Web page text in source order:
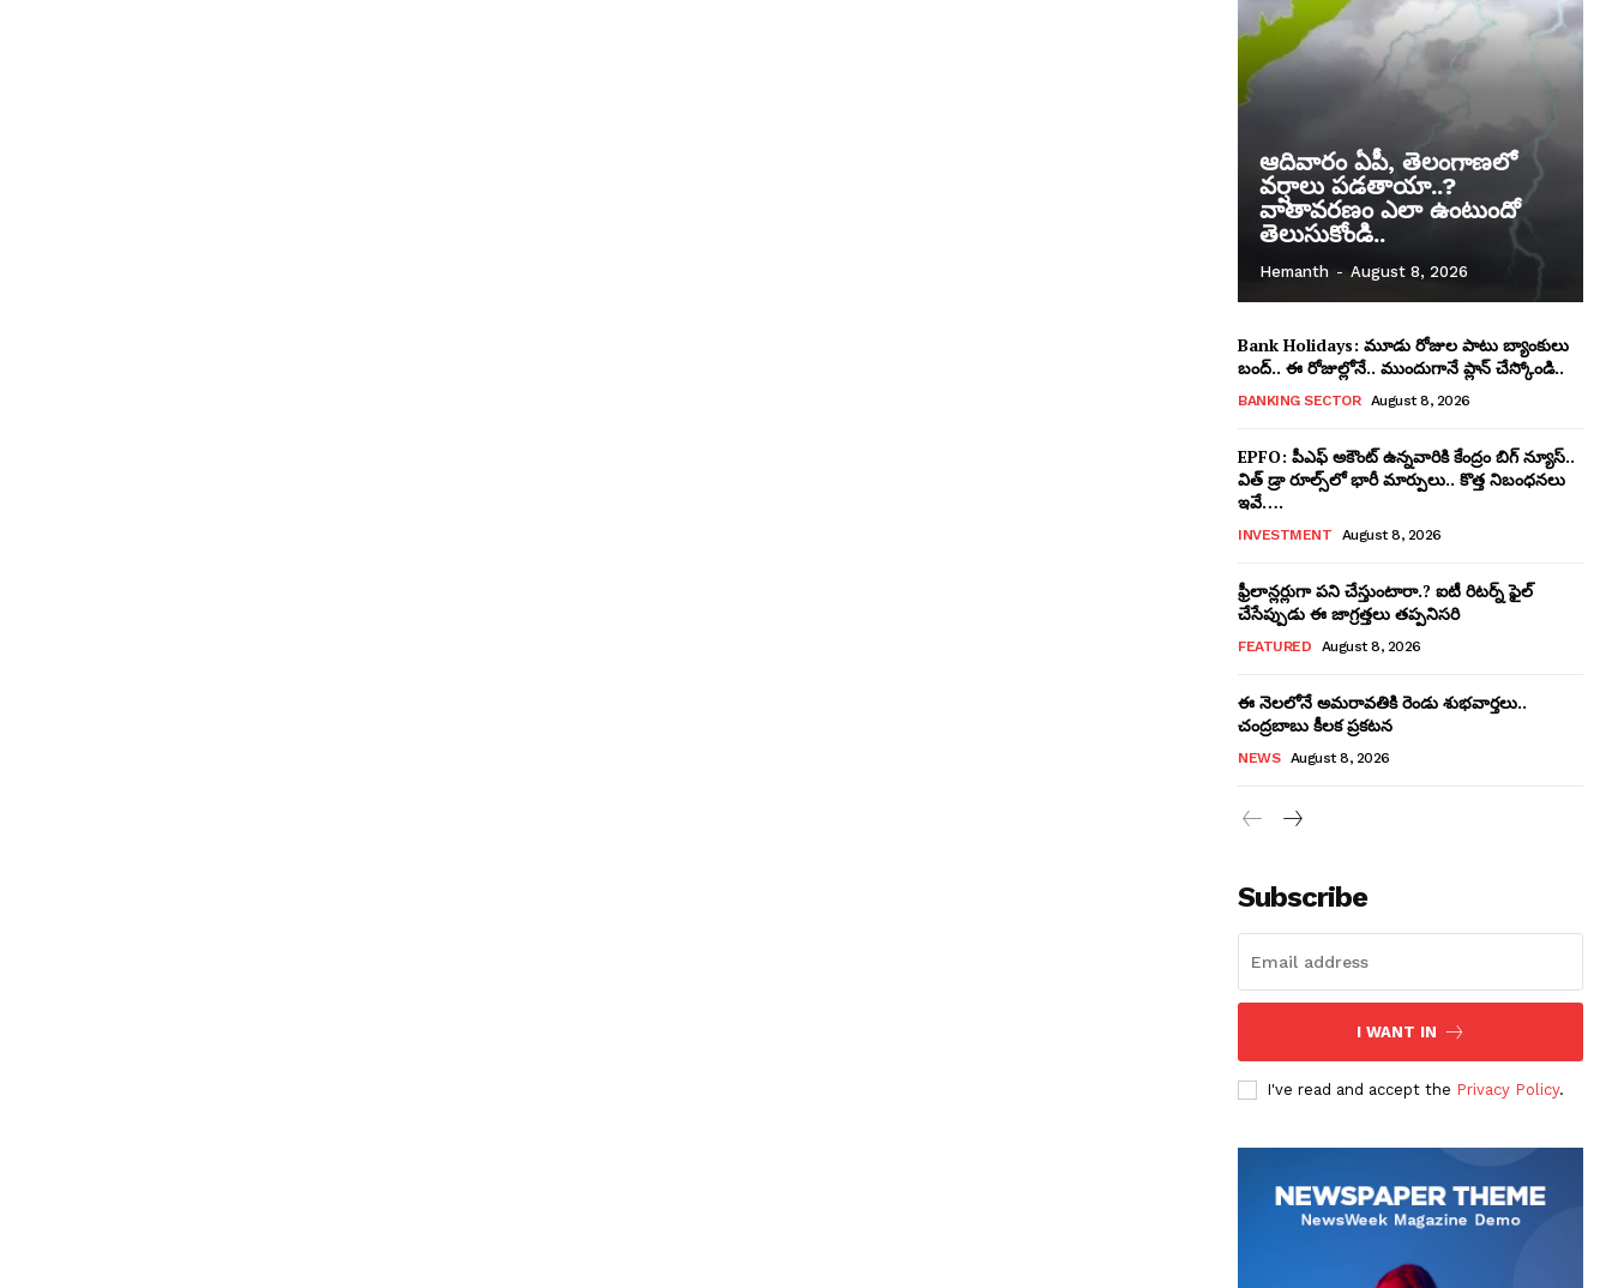
ఆదివారం ఏపీ, తెలంగాణలో
వర్షాలు పడతాయా..?
వాతావరణం ఎలా ఉంటుందో
తెలుసుకోండి..
Hemanth - August 8, 2026
Bank Holidays: మూడు రోజుల పాటు బ్యాంకులు
బంద్.. ఈ రోజుల్లోనే.. ముందుగానే ప్లాన్ చేస్కోండి..
BANKING SECTOR August 8, 2026
EPFO: పీఎఫ్ అకౌంట్ ఉన్నవారికి కేంద్రం బిగ్ న్యూస్..
విత్ డ్రా రూల్స్‌లో భారీ మార్పులు.. కొత్త నిబంధనలు
ఇవే….
INVESTMENT August 8, 2026
ఫ్రీలాన్లర్లుగా పని చేస్తుంటారా.? ఐటీ రిట‌ర్న్ ఫైల్
చేసేప్పుడు ఈ జాగ్ర‌త్త‌లు త‌ప్ప‌నిస‌రి
FEATURED August 8, 2026
ఈ నెలలోనే అమరావతికి రెండు శుభవార్తలు..
చంద్రబాబు కీలక ప్రకటన
NEWS August 8, 2026
Subscribe
I WANT IN
I've read and accept the Privacy Policy.